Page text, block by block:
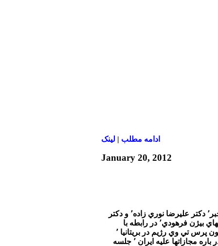
ادامه مطلب | لينک
January 20, 2012
در برنامه امشب تفسير خبر٬ دكتر عليرضا نوري زاده٬ و دكتر
محسن سازگارا به پرسشهاي بيژن فرهودي٬ در رابطه با
متوقف شدن پخش تلويزيون پرس تي وي رژيم در بريتانيا ٬
اظهارات پرزيدنت اوباما در باره مجازاتها عليه ايران ٬ جلسه